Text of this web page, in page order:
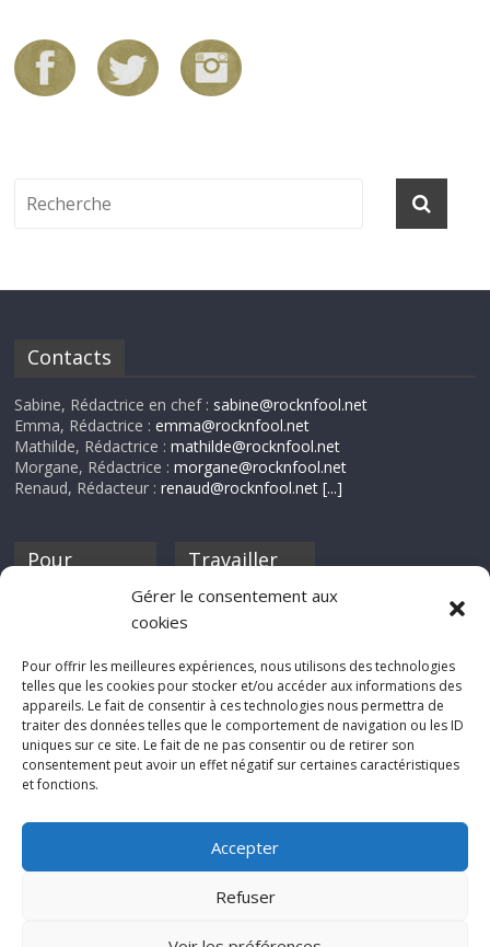
Gérer le consentement aux
cookies
Pour offrir les meilleures expériences, nous utilisons des technologies
telles que les cookies pour stocker et/ou accéder aux informations des
appareils. Le fait de consentir à ces technologies nous permettra de
traiter des données telles que le comportement de navigation ou les ID
uniques sur ce site. Le fait de ne pas consentir ou de retirer son
consentement peut avoir un effet négatif sur certaines caractéristiques
et fonctions.
Accepter
Refuser
Contacts
Sabine, Rédactrice en chef : sabine@rocknfool.net
Emma, Rédactrice :emma@rocknfool.net
Mathilde, Rédactrice :mathilde@rocknfool.net
Morgane, Rédactrice :morgane@rocknfool.net
Renaud, Rédacteur :renaud@rocknfool.net [...]
Pour
discothèque
Travailler
Si tu souhaites
Rocknfool, n'hésite
pas à nous envoyer
tes chroniques de
concerts, de films,
séries ou des billets
d'humeur :
net